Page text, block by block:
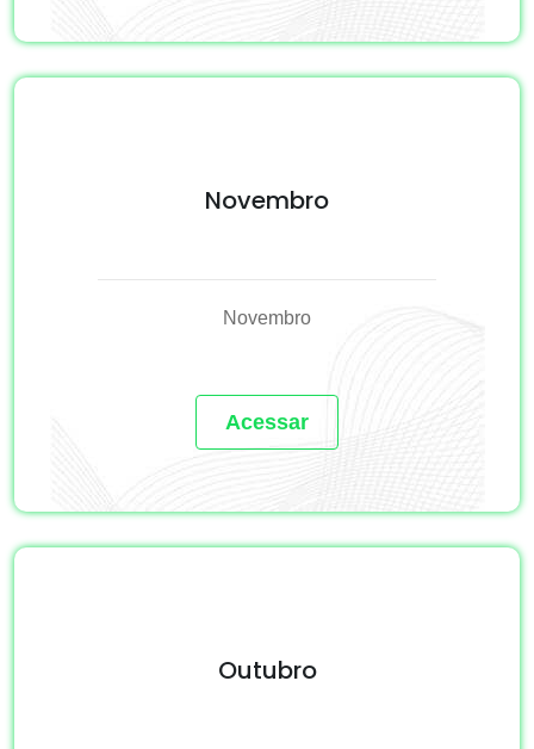
Novembro
Novembro
Acessar
Outubro